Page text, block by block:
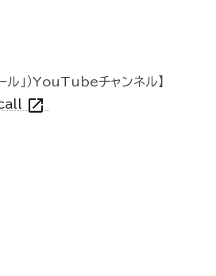
」）YouTubeチャンネル】
open_in_new